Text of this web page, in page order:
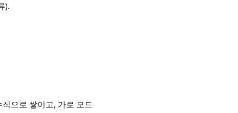
).
으로 쌓이고, 가로 모드